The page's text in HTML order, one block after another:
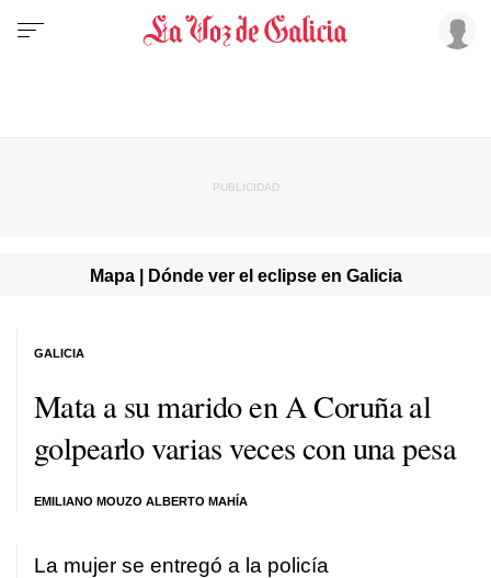
Mapa | Dónde ver el eclipse en Galicia
Mata a su marido en A Coruña al
golpearlo varias veces con una pesa
EMILIANO MOUZO ALBERTO MAHÍA
GALICIA
La mujer se entregó a la policía